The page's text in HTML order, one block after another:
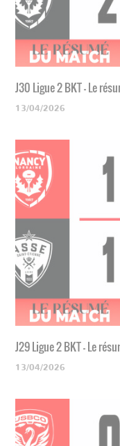
J30 Ligue 2 BKT - Le
13/04/2026
J29 Ligue 2 BKT - Le
13/04/2026